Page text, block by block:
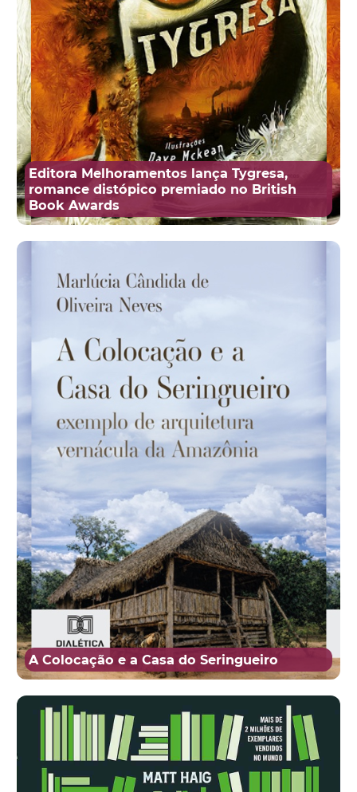
Editora Melhoramentos lança Tygresa,
romance distópico premiado no British
Book Awards
A Colocação e a Casa do Seringueiro